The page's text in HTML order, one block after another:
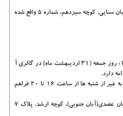
گالری شیرین در خیابان کریمخان، خیابان سنایی، کوچه سیزدهم، شماره ۵ واقع شده
نمایشگاه گروهی «سکو ۱۴۰۰» روز جمعه (۳۱ اردیبهشت ماه) در گالری آ
امکان بازدید از این نمایشگاه هر روز به غیر از شنبه ها از ساعت ۱۶ تا ۲۰ فراهم
گالری آ در خیابان کریمخان زند، خیابان عضدی(آبان جنوبی)، کوچه ارشد، پلاک ۷